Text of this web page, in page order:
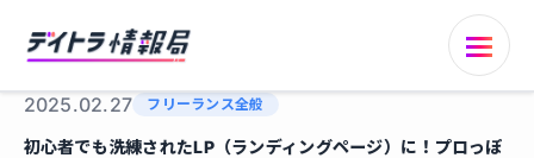
2025.02.27 フリーランス全般
初心者でも洗練されたLP（ランディングページ）に！プロっぽ